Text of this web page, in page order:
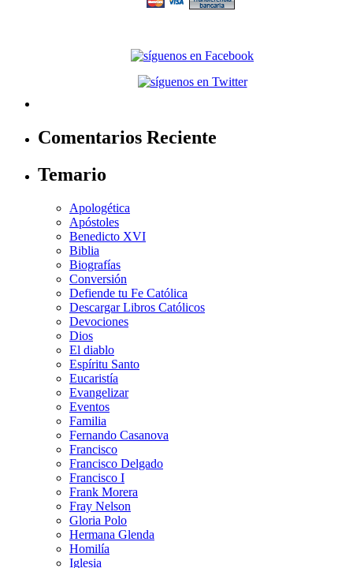
Comentarios Reciente
Temario
Apologética
Apóstoles
Benedicto XVI
Biblia
Biografías
Conversión
Defiende tu Fe Católica
Descargar Libros Católicos
Devociones
Dios
El diablo
Espíritu Santo
Eucaristía
Evangelizar
Eventos
Familia
Fernando Casanova
Francisco
Francisco Delgado
Francisco I
Frank Morera
Fray Nelson
Gloria Polo
Hermana Glenda
Homilía
Iglesia